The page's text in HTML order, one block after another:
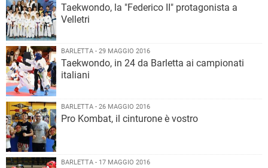
Taekwondo, la "Federico II" protagonista a
Velletri
BARLETTA - 29 MAGGIO 2016
Taekwondo, in 24 da Barletta ai campionati
italiani
BARLETTA - 26 MAGGIO 2016
Pro Kombat, il cinturone è vostro
BARLETTA - 17 MAGGIO 2016